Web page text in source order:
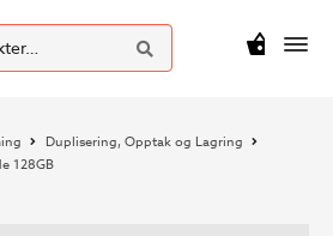
kr0
Duplisering, Opptak og Lagring
128GB